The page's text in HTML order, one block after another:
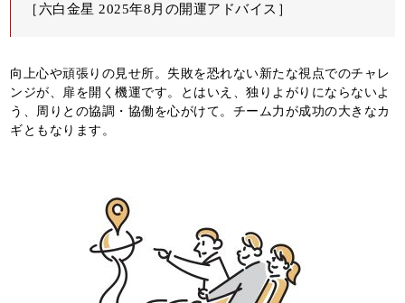
［六白金星 2025年8月の開運アドバイス］
向上心や頑張りの見せ所。失敗を恐れない新たな視点でのチャレ
ンジが、扉を開く機運です。とはいえ、独りよがりにならないよ
う、周りとの協調・協働を心がけて。チーム力が成功の大きなカ
ギともなります。